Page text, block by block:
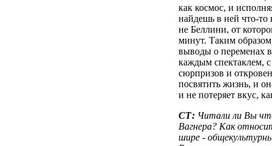
как космос, и
найдешь в ней что-то
не Беллини, от
минут. Таким
выводы о переменах
каждым спектаклем,
сюрпризов и
посвятить жизнь, и
и не потеряет вкус,
СТ: Читали ли Вы
Вагнера? Как
шире -